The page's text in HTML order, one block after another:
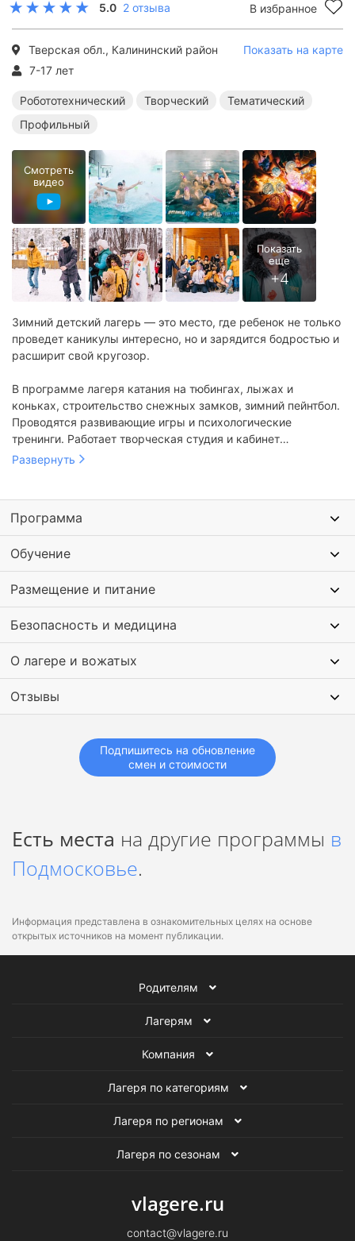
5.0 2 отзыва В избранное
Тверская обл., Калининский район
Показать на карте
7-17 лет
Робототехнический Творческий
Тематический
Профильный
Зимний детский лагерь — это место, где ребенок не только
проведет каникулы интересно, но и зарядится бодростью и
расширит свой кругозор.
В программе лагеря катания на тюбингах, лыжах и
коньках, строительство снежных замков, зимний пейнтбол.
Проводятся развивающие игры и психологические
тренинги. Работает творческая студия и кабинет
занимательных наук. Также на смене увлекательная
Развернуть
Смотреть
видео
Программа
Обучение
Размещение и питание
Безопасность и медицина
О лагере и вожатых
Отзывы
Подпишитесь на обновление
смен и стоимости
Есть места на другие программы в
Подмосковье.
Информация представлена в ознакомительных целях на основе
открытых источников на момент публикации.
Тематические лагеря в Подмосковье
Родителям
Лагерям
Компания
Лагеря по категориям
Лагеря по регионам
Лагеря по сезонам
vlagere.ru
contact@vlagere.ru